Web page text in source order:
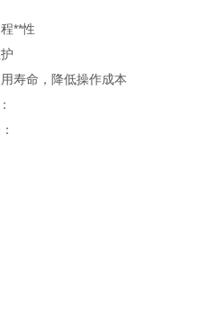
**性
寿命，降低操作成本